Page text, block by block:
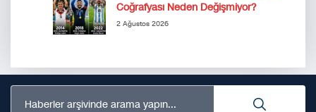
Coğrafyası Neden Değişmiyor?
2 Ağustos 2026
Haberler arşivinde arama yapın...